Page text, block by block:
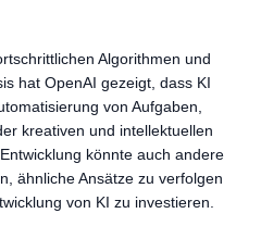
Algorithmen und
hat OpenAI gezeigt, dass KI
von Aufgaben,
kreativen und intellektuellen
könnte auch andere
ähnliche Ansätze zu verfolgen
von KI zu investieren.